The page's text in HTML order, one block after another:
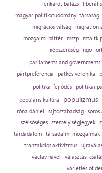
lenhardt balázs
magyar politikatudományi társaság
migrációs válság
migration
mozgalmi háttér
mszp mta tk
népszerűség
ngo
parliaments and governments
pártpreferencia patkós veronika
politikai fejlődés
politikai
populáris kultúra
populizmus
róna dániel
sajtószabadság soros
szélsőséges
személyiségjegyek
tárdadalom társadalmi mozgalmak
tranzakciós aktivizmus
vaclav havel
választási
varieties of